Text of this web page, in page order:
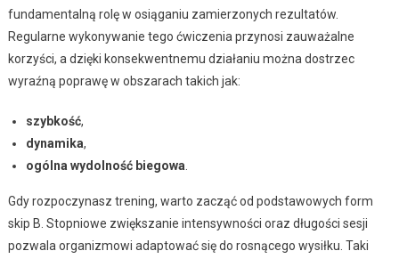
fundamentalną rolę w osiąganiu zamierzonych rezultatów.
Regularne wykonywanie tego ćwiczenia przynosi zauważalne
korzyści, a dzięki konsekwentnemu działaniu można dostrzec
wyraźną poprawę w obszarach takich jak:
szybkość,
dynamika,
ogólna wydolność biegowa
Gdy rozpoczynasz trening, warto zacząć od podstawowych form
skip B. Stopniowe zwiększanie intensywności oraz długości sesji
pozwala organizmowi adaptować się do rosnącego wysiłku. Taki